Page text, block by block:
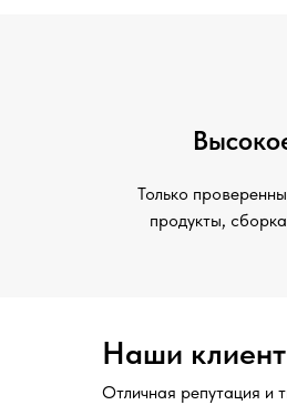
Только
продукты,
Наши
Отличная репутация и